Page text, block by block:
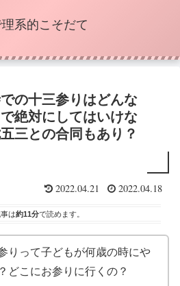
系的こそだて
での十三参りはどんな
絶対にしてはいけな
三との合同もあり？
2022.04.21 2022.04.18
は約11分で読めます。
りって子どもが何歳の時にや
どこにお参りに行くの？